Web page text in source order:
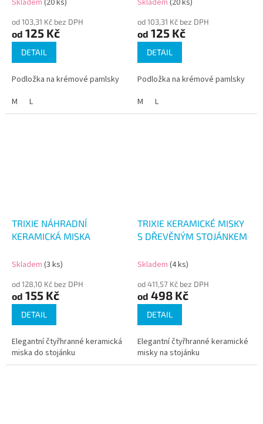
od 103,31 Kč bez DPH
od 125 Kč
DETAIL
Podložka na krémové pamlsky
M
L
od 103,31 Kč bez DPH
od 125 Kč
DETAIL
Podložka na krémové pamlsky
M
L
TRIXIE NÁHRADNÍ
KERAMICKÁ MISKA
Skladem (3 ks)
od 128,10 Kč bez DPH
od 155 Kč
DETAIL
Elegantní čtyřhranné keramická
miska do stojánku
TRIXIE KERAMICKÉ MISKY
S DŘEVĚNÝM STOJÁNKEM
Skladem (4 ks)
od 411,57 Kč bez DPH
od 498 Kč
DETAIL
Elegantní čtyřhranné keramické
misky na stojánku